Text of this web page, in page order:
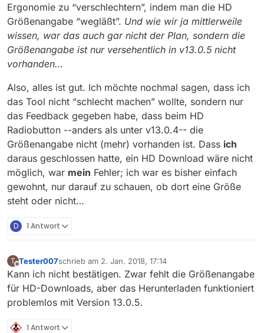
Ergonomie zu “verschlechtern”, indem man die HD
Größenangabe “wegläßt”. Und wie wir ja mittlerweile
wissen, war das auch gar nicht der Plan, sondern die
Größenangabe ist nur versehentlich in v13.0.5 nicht
vorhanden…
Also, alles ist gut. Ich möchte nochmal sagen, dass ich
das Tool nicht “schlecht machen” wollte, sondern nur
das Feedback gegeben habe, dass beim HD
Radiobutton --anders als unter v13.0.4-- die
Größenangabe nicht (mehr) vorhanden ist. Dass ich
daraus geschlossen hatte, ein HD Download wäre nicht
möglich, war mein Fehler; ich war es bisher einfach
gewohnt, nur darauf zu schauen, ob dort eine Größe
steht oder nicht…
D 1 Antwort
T
Offline
Tester007schrieb am 2. Jan. 2018, 17:14
zuletzt editiert von
Kann ich nicht bestätigen. Zwar fehlt die Größenangabe
für HD-Downloads, aber das Herunterladen funktioniert
problemlos mit Version 13.0.5.
1 Antwort